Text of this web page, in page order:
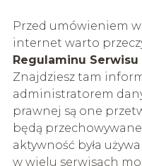
Przed umówieniem
internet warto
Regulaminu Serwisu
Znajdziesz tam
administratorem
prawnej są one
będą
aktywność była
w wielu serwisach